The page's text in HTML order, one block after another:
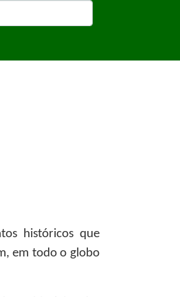
históricos que
em todo o globo